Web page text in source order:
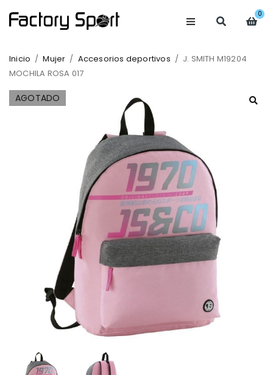
0
Inicio / Mujer / Accesorios deportivos / J. SMITH M19204
MOCHILA ROSA 017
AGOTADO